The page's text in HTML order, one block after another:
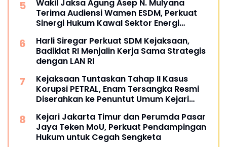
Wakil Jaksa Agung Asep N. Mulyana
Terima Audiensi Wamen ESDM, Perkuat
Sinergi Hukum Kawal Sektor Energi
Harli Siregar Perkuat SDM Kejaksaan,
Badiklat RI Menjalin Kerja Sama Strategis
dengan LAN RI
Kejaksaan Tuntaskan Tahap II Kasus
Korupsi PETRAL, Enam Tersangka Resmi
Diserahkan ke Penuntut Umum Kejari
Kejari Jakarta Timur dan Perumda Pasar
Jaya Teken MoU, Perkuat Pendampingan
Hukum untuk Cegah Sengketa